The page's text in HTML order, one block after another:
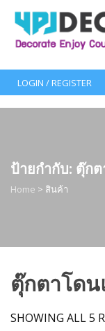
content
LOGIN / REGISTER
ป้ายกำกับ: ตุ๊ก
Home > สินค้า
ตุ๊กตาโดน
SHOWING ALL 5